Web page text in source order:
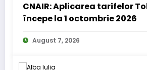
CNAIR: Aplicarea tarifelor
începe la 1 octombrie 2026
August 7, 2026